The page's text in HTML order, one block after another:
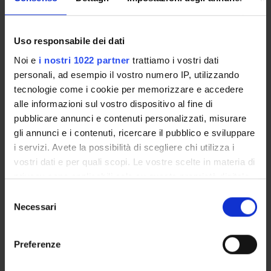
Uso responsabile dei dati
Noi e i nostri 1022 partner trattiamo i vostri dati
personali, ad esempio il vostro numero IP, utilizzando
tecnologie come i cookie per memorizzare e accedere
alle informazioni sul vostro dispositivo al fine di
pubblicare annunci e contenuti personalizzati, misurare
gli annunci e i contenuti, ricercare il pubblico e sviluppare
i servizi. Avete la possibilità di scegliere chi utilizza i
vostri dati e per quali scopi. Le vostre scelte in materia di
privacy sono applicabili solo su questa proprietà digitale
modificare o revocare il proprio consenso in qualsiasi
momento dalla Dichiarazione sui cookie o facendo clic
delNecessari
Preferenze
Enrolment Policy
Academic Calendar
Degree Programme
Lesson timetable
Exam calendar
Notices
Thesis and internship proposals
Governing bodies
Faculty staff
COURSES